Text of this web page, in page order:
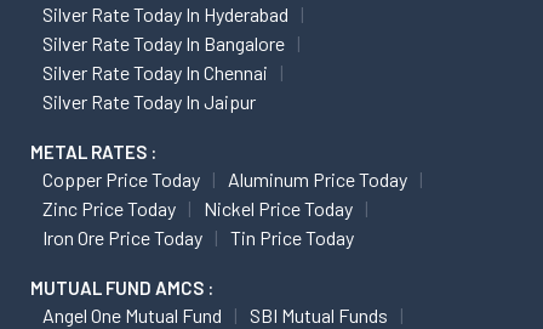
Silver Rate Today In Hyderabad
Silver Rate Today In Bangalore
Silver Rate Today In Chennai
Silver Rate Today In Jaipur
METAL RATES :
Copper Price Today
Aluminum Price Today
Zinc Price Today
Nickel Price Today
Iron Ore Price Today
Tin Price Today
MUTUAL FUND AMCS :
Angel One Mutual Fund
SBI Mutual Funds